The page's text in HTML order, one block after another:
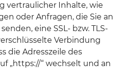
vertraulicher Inhalte, wie
oder Anfragen, die Sie an
eine SSL- bzw. TLS-
Verbindung
die Adresszeile des
„https://“ wechselt und an